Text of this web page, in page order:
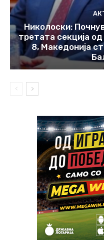
Николоски:
третата секција
8, Македонија